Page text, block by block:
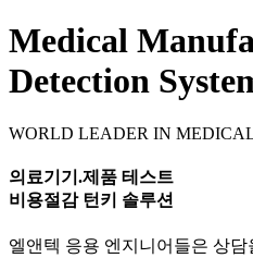
Medical
Detection
WORLD LEADER IN
의료기기.제품 테스트
비용절감 턴키 솔루션
엘앤텍 응용 엔지니어들은 상